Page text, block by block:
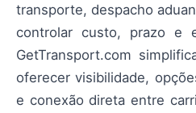
transporte, despacho
controlar custo, prazo e
GetTransport.com
oferecer visibilidade,
e conexão direta entre